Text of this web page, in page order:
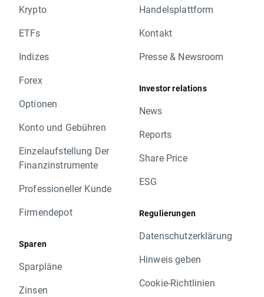
Krypto
ETFs
Indizes
Forex
Optionen
Konto und Gebühren
Einzelaufstellung Der
Finanzinstrumente
Professioneller Kunde
Firmendepot
Sparen
Sparpläne
Zinsen
Handelsplattform
Kontakt
Presse & Newsroom
Investor relations
News
Reports
Share Price
ESG
Regulierungen
Datenschutzerklärung
Hinweis geben
Cookie-Richtlinien